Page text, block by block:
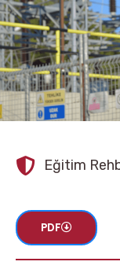
Eğitim
PDF